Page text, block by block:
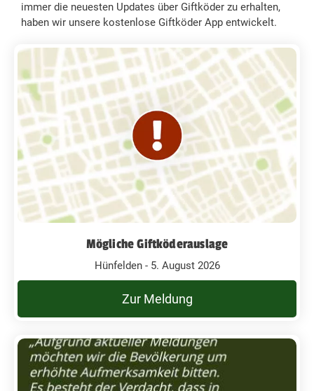
immer die neuesten Updates über Giftköder zu erhalten,
haben wir unsere kostenlose Giftköder App entwickelt.
Mögliche Giftköderauslage
Hünfelden - 5. August 2026
Zur Meldung